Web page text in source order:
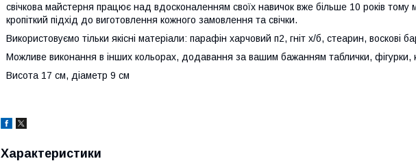
свічкова майстерня працює над вдосконаленням своїх навичок вже більше 10 років тому
кропіткий підхід до виготовлення кожного замовлення та свічки.
Використовуємо тільки якісні матеріали: парафін харчовий п2, гніт х/б, стеарин, воскові
Можливе виконання в інших кольорах, додавання за вашим бажанням таблички, фігурки,
Висота 17 см, діаметр 9 см
Характеристики